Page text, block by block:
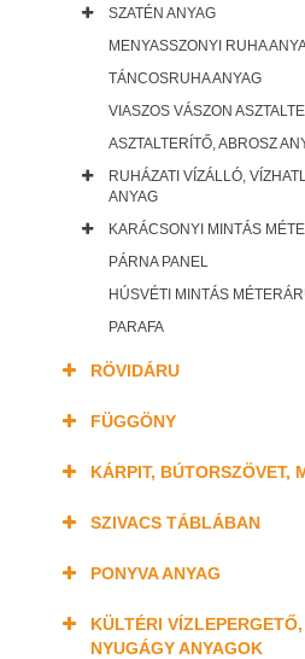
SZATÉN ANYAG
MENYASSZONYI RUHA
TÁNCOSRUHA ANYAG
VIASZOS VÁSZON
ASZTALTERÍTŐ, ABROSZ
RUHÁZATI VÍZÁLLÓ,
ANYAG
KARÁCSONYI MINTÁS
PÁRNA PANEL
HÚSVÉTI MINTÁS
PARAFA
RÖVIDÁRU
FÜGGÖNY
KÁRPIT, BÚTORSZÖVET,
SZIVACS TÁBLÁBAN
PONYVA ANYAG
KÜLTÉRI
NYUGÁGY ANYAGOK